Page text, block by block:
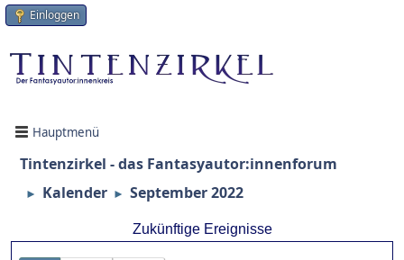
Einloggen
Hauptmenü
Tintenzirkel - das Fantasyautor:innenforum
► Kalender ► September 2022
Zukünftige Ereignisse